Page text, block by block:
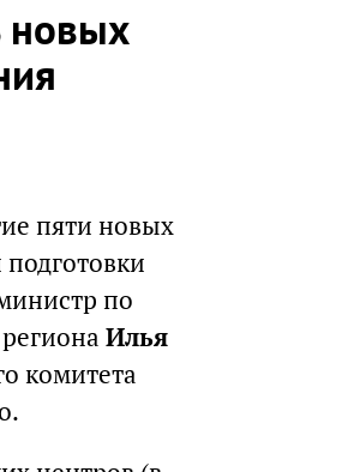
новых
пяти новых
по
Илья
комитета